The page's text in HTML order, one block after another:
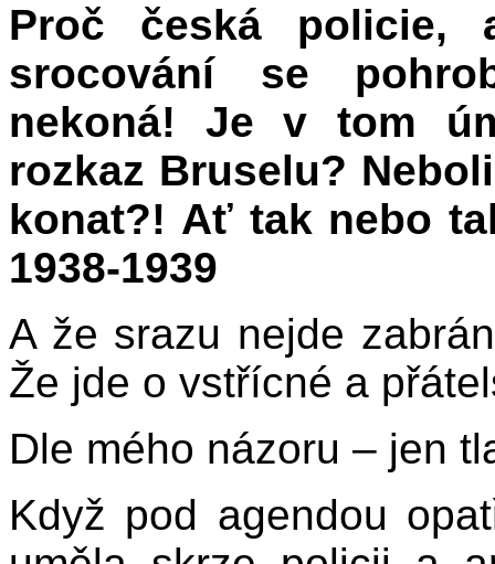
Proč česká policie,
srocování se
nekoná! Je v tom
rozkaz Bruselu?
konat?! Ať tak nebo
1938-1939
A že srazu nejde
Že jde o vstřícné a
Dle mého názoru – jen
Když pod agendou